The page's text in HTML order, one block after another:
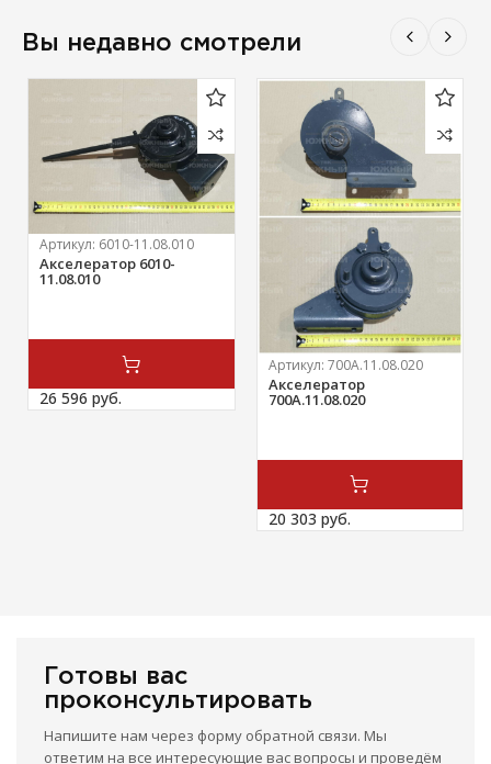
Вы недавно смотрели
Артикул: 6010-11.08.010
Акселератор 6010-
11.08.010
26 596 руб.
Артикул: 700А.11.08.020
Акселератор
700А.11.08.020
20 303 руб.
Готовы вас
проконсультировать
Напишите нам через форму обратной связи. Мы
ответим на все интересующие вас вопросы и проведём